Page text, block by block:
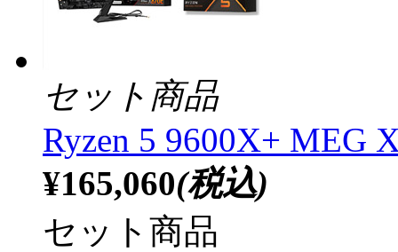
セット商品
Ryzen 5 9600X+ MEG
¥165,060(税込)
セット商品